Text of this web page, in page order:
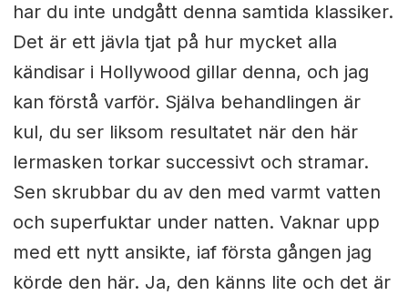
har du inte undgått denna samtida klassiker.
Det är ett jävla tjat på hur mycket alla
kändisar i Hollywood gillar denna, och jag
kan förstå varför. Själva behandlingen är
kul, du ser liksom resultatet när den här
lermasken torkar successivt och stramar.
Sen skrubbar du av den med varmt vatten
och superfuktar under natten. Vaknar upp
med ett nytt ansikte, iaf första gången jag
körde den här. Ja, den känns lite och det är